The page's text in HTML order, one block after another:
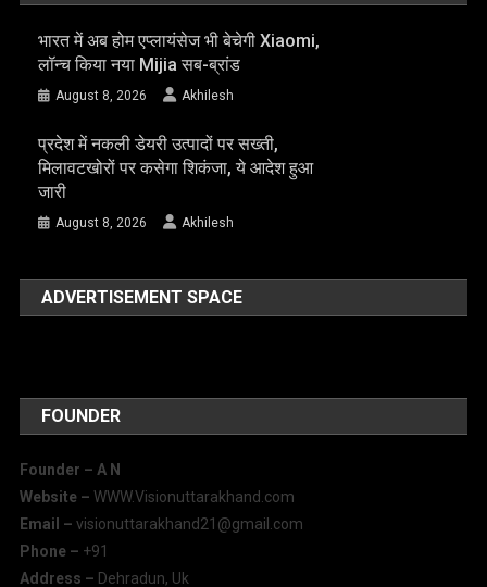
भारत में अब होम एप्लायंसेज भी बेचेगी Xiaomi,
लॉन्च किया नया Mijia सब-ब्रांड
August 8, 2026 Akhilesh
प्रदेश में नकली डेयरी उत्पादों पर सख्ती,
मिलावटखोरों पर कसेगा शिकंजा, ये आदेश हुआ
जारी
August 8, 2026 Akhilesh
ADVERTISEMENT SPACE
FOUNDER
Founder – A N
Website –WWW.Visionuttarakhand.com
Email – visionuttarakhand21@gmail.com
Phone – +91
Address – Dehradun, Uk